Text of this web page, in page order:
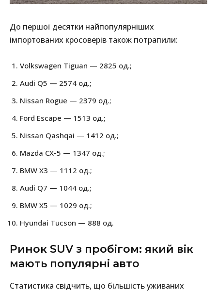
До першої десятки найпопулярніших
імпортованих кросоверів також потрапили:
Volkswagen Tiguan — 2825 од.;
Audi Q5 — 2574 од.;
Nissan Rogue — 2379 од.;
Ford Escape — 1513 од.;
Nissan Qashqai — 1412 од.;
Mazda CX-5 — 1347 од.;
BMW X3 — 1112 од.;
Audi Q7 — 1044 од.;
BMW X5 — 1029 од.;
Hyundai Tucson — 888 од.
Ринок SUV з пробігом: який вік
мають популярні авто
Статистика свідчить, що більшість уживаних